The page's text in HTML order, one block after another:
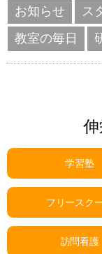
お知らせ
ス
教室の毎日
学習塾
フリースク
訪問看護